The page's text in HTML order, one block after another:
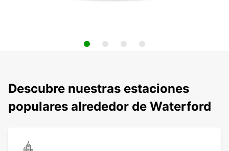
Descubre nuestras estaciones
populares alrededor de Waterford